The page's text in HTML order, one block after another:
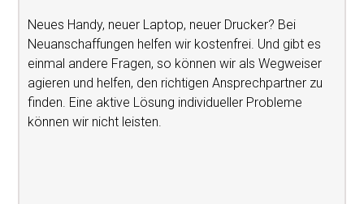
Neues Handy, neuer Laptop, neuer Drucker? Bei
Neuanschaffungen helfen wir kostenfrei. Und gibt es
einmal andere Fragen, so können wir als Wegweiser
agieren und helfen, den richtigen Ansprechpartner zu
finden. Eine aktive Lösung individueller Probleme
können wir nicht leisten.